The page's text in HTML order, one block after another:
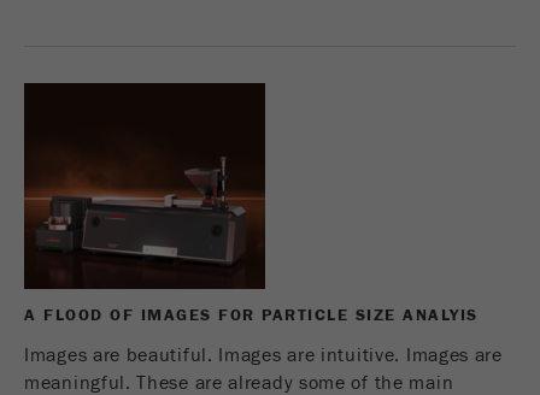
A FLOOD OF IMAGES FOR PARTICLE SIZE ANALYIS
Images are beautiful. Images are intuitive. Images are
meaningful. These are already some of the main